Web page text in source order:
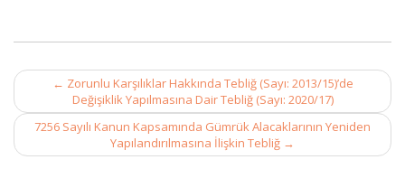
Post
navigation
← Zorunlu Karşılıklar Hakkında Tebliğ (Sayı: 2013/15)’de
Değişiklik Yapılmasına Dair Tebliğ (Sayı: 2020/17)
7256 Sayılı Kanun Kapsamında Gümrük Alacaklarının Yeniden
Yapılandırılmasına İlişkin Tebliğ →